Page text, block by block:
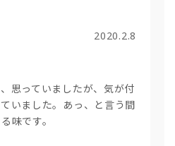
2020.2.8
思っていましたが、気が付
いました。あっ、と言う間
味です。